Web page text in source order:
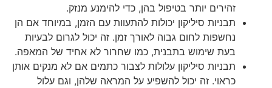
זהירים יותר בטיפול בהן, כדי להימנע מנזק.
תבניות סיליקון יכולות להתעוות עם הזמן, במיוחד אם הן
נחשפות לחום גבוה לאורך זמן. זה יכול לגרום לבעיות
בעת שימוש בתבנית, כמו שחרור לא אחיד של המאפה.
תבניות סיליקון עלולות לצבור כתמים אם לא מנקים אותן
כראוי. זה יכול להשפיע על המראה שלהן, וגם עלול